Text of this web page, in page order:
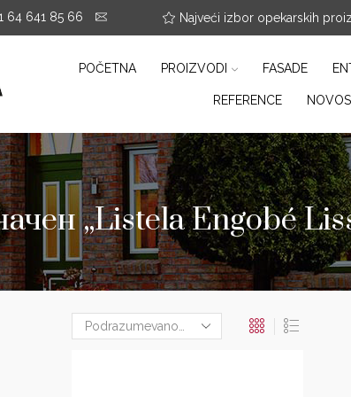
64 641 85 66 info@arterracotta.rs
Cotto D'este... Najveći izbor opekarskih
POČETNA PROIZVODI FASADE
REFERENCE
„Listela Engobé